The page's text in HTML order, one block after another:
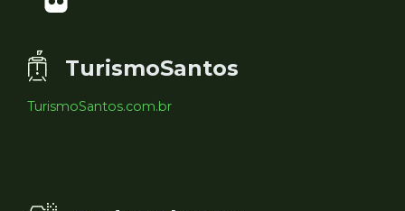
TurismoSantos
TurismoSantos.com.br